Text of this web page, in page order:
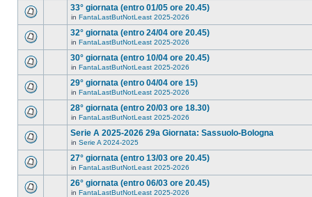
33° giornata (entro 01/05 ore 20.45)
in FantaLastButNotLeast 2025-2026
32° giornata (entro 24/04 ore 20.45)
in FantaLastButNotLeast 2025-2026
30° giornata (entro 10/04 ore 20.45)
in FantaLastButNotLeast 2025-2026
29° giornata (entro 04/04 ore 15)
in FantaLastButNotLeast 2025-2026
28° giornata (entro 20/03 ore 18.30)
in FantaLastButNotLeast 2025-2026
Serie A 2025-2026 29a Giornata: Sassuolo-Bologna
in Serie A 2024-2025
27° giornata (entro 13/03 ore 20.45)
in FantaLastButNotLeast 2025-2026
26° giornata (entro 06/03 ore 20.45)
in FantaLastButNotLeast 2025-2026